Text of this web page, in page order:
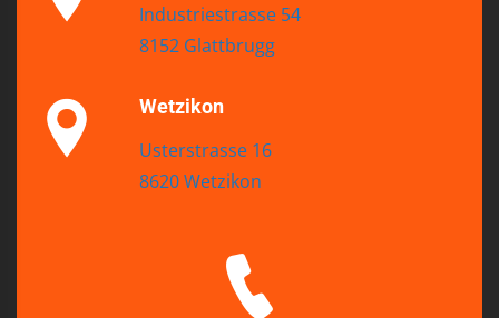
Industriestrasse 54
8152 Glattbrugg
Wetzikon
Usterstrasse 16
8620 Wetzikon